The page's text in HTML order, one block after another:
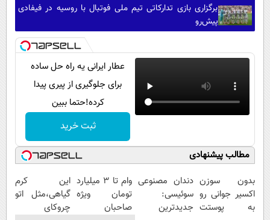
برگزاری بازی تدارکاتی تیم ملی فوتبال با روسیه در فیفادی
پیش‌رو
عطار ایرانی یه راه حل ساده
برای جلوگیری از پیری پیدا
کرده!حتما ببین
ثبت خرید
مطالب پیشنهادی
بدون سوزن
اکسیر جوانی رو
به پوستت
دندان مصنوعی
سوئیسی:
جدیدترین
وام تا ۳ میلیارد
تومان ویژه
صاحبان
این کرم
گیاهی،مثل اتو
چروکای